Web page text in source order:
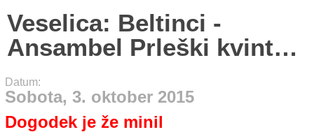
Veselica: Beltinci -
Ansambel Prleški kvintet,
Ansambel Opoj
Datum:
Sobota, 3. oktober 2015
Dogodek je že minil